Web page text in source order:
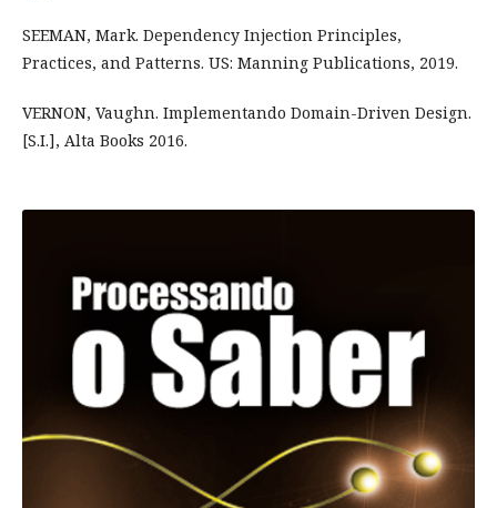
SEEMAN, Mark. Dependency Injection Principles,
Practices, and Patterns. US: Manning Publications, 2019.
VERNON, Vaughn. Implementando Domain-Driven Design.
[S.I.], Alta Books 2016.